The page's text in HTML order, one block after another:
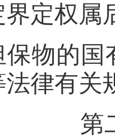
定权属
物的
法律有关
第